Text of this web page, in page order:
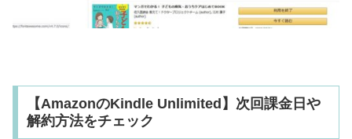
【AmazonのKindle Unlimited】次回課金日や
解約方法をチェック